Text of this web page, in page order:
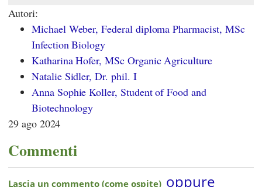
Autori:
Michael Weber, Federal diploma Pharmacist, MSc
Infection Biology
Katharina Hofer, MSc Organic Agriculture
Natalie Sidler, Dr. phil. I
Anna Sophie Koller, Student of Food and
Biotechnology
29 ago 2024
Commenti